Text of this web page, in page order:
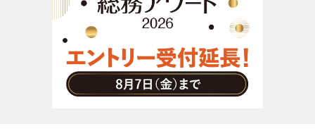
テクノロジー活用・DX
助成金・補助金・コスト削減
アウトソーシング・BPO
調査・レポート